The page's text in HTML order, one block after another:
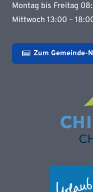
Montag bis Freitag
Mittwoch 13:00 –
Zum Gemeinde-